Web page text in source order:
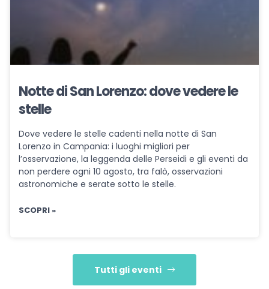
Notte di San Lorenzo: dove vedere le
stelle
Dove vedere le stelle cadenti nella notte di San
Lorenzo in Campania: i luoghi migliori per
l’osservazione, la leggenda delle Perseidi e gli eventi da
non perdere ogni 10 agosto, tra falò, osservazioni
astronomiche e serate sotto le stelle.
SCOPRI »
Tutti gli eventi